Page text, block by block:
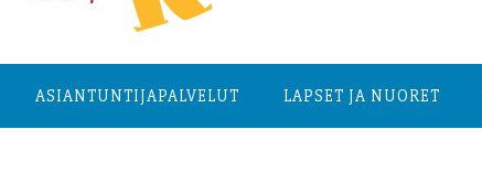
ASIANTUNTIJA­PALVELUT LAPSET JA NUORET